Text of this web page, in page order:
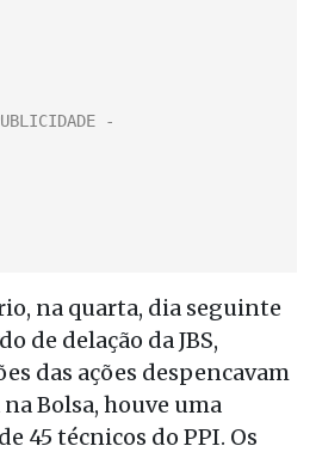
na quarta, dia seguinte
de delação da JBS,
das ações despencavam
Bolsa, houve uma
45 técnicos do PPI. Os